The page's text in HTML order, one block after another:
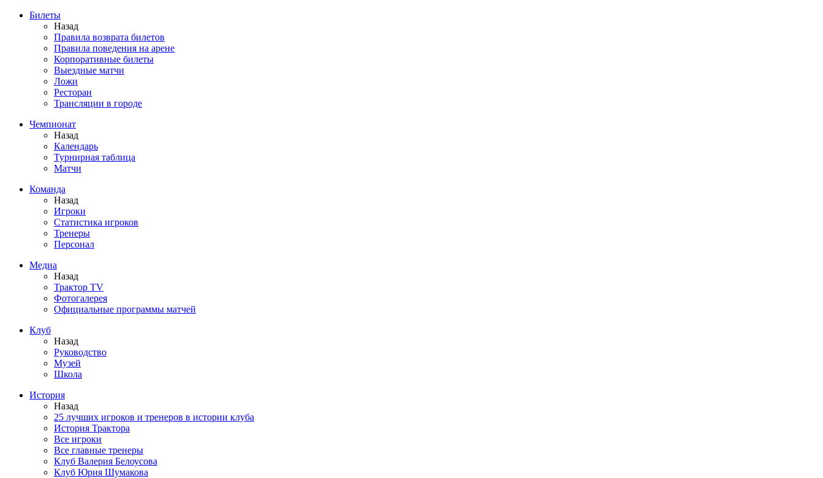
Билеты
Назад
Правила возврата билетов
Правила поведения на арене
Корпоративные билеты
Выездные матчи
Ложи
Ресторан
Трансляции в городе
Чемпионат
Назад
Календарь
Турнирная таблица
Матчи
Команда
Назад
Игроки
Статистика игроков
Тренеры
Персонал
Медиа
Назад
Трактор TV
Фотогалерея
Официальные программы матчей
Клуб
Назад
Руководство
Музей
Школа
История
Назад
25 лучших игроков и тренеров в истории клуба
История Трактора
Все игроки
Все главные тренеры
Клуб Валерия Белоусова
Клуб Юрия Шумакова